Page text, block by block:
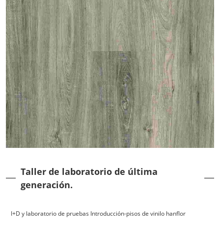
Taller de laboratorio de última
generación.
I+D y laboratorio de pruebas Introducción-pisos de vinilo hanflor